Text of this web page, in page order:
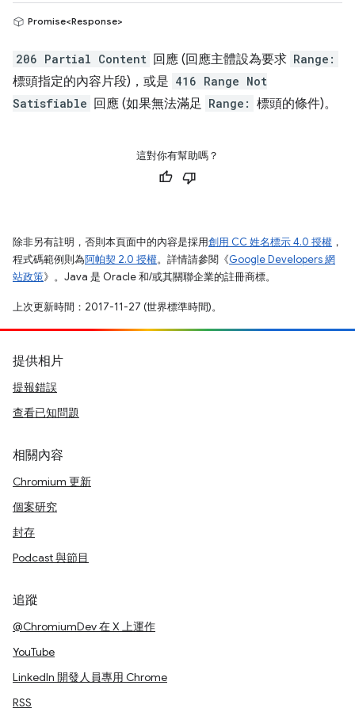
Promise<Response>
206 Partial Content 回應 (回應主體設為要求 Range:
標頭指定的內容片段)，或是 416 Range Not
Satisfiable 回應 (如果無法滿足 Range: 標頭的條件)。
這對你有幫助嗎？
除非另有註明，否則本頁面中的內容是採用創用 CC 姓名標示 4.0 授權 ，
程式碼範例則為阿帕契 2.0 授權。詳情請參閱《Google Developers 網
站政策》。Java 是 Oracle 和/或其關聯企業的註冊商標。
上次更新時間：2017-11-27 (世界標準時間)。
提供相片
提報錯誤
查看已知問題
相關內容
Chromium 更新
個案研究
封存
Podcast 與節目
追蹤
@ChromiumDev 在 X 上運作
YouTube
LinkedIn 開發人員專用 Chrome
RSS